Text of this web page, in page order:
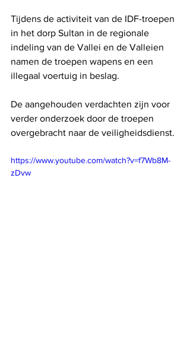
Tijdens de activiteit van de IDF-troepen
in het dorp Sultan in de regionale
indeling van de Vallei en de Valleien
namen de troepen wapens en een
illegaal voertuig in beslag.
De aangehouden verdachten zijn voor
verder onderzoek door de troepen
overgebracht naar de veiligheidsdienst.
https://www.youtube.com/watch?v=f7Wb8M-
zDvw